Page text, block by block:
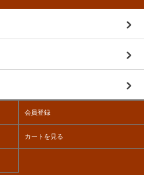
会員登録
カートを見る